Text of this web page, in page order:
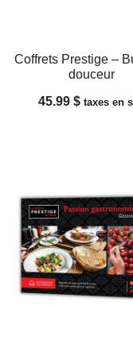
Coffrets Prestige –
douceur
45.99 $ taxes en